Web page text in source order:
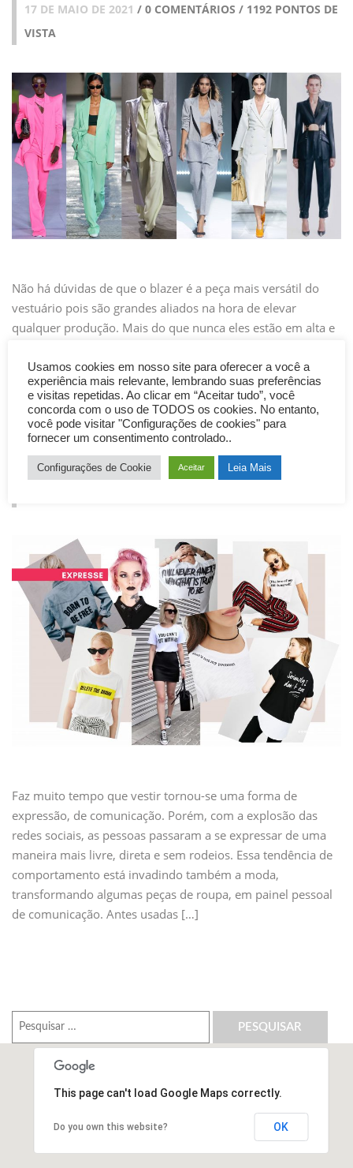
17 DE MAIO DE 2021 / 0 COMENTÁRIOS / 1192 PONTOS DE
VISTA
Não há dúvidas de que o blazer é a peça mais versátil do
vestuário pois são grandes aliados na hora de elevar
qualquer produção. Mais do que nunca eles estão em alta e
ocasiões, desde os looks mais clássicos para os dias de
trabalho, até os […]
5 DE MAIO DE 2021/ 0 COMENTÁRIOS / 931 PONTOS DE
Faz muito tempo que vestir tornou-se uma forma de
expressão, de comunicação. Porém, com a explosão das
redes sociais, as pessoas passaram a se expressar de uma
maneira mais livre, direta e sem rodeios. Essa tendência de
comportamento está invadindo também a moda,
transformando algumas peças de roupa, em painel pessoal
de comunicação. Antes usadas […]
Pesquisar
por:
This page can't load Google Maps correctly.
Do you own this website? OK
Usamos cookies em nosso site para oferecer a você a
experiência mais relevante, lembrando suas preferências
e visitas repetidas. Ao clicar em “Aceitar tudo”, você
concorda com o uso de TODOS os cookies. No entanto,
você pode visitar "Configurações de cookies" para
fornecer um consentimento controlado..
Configurações de Cookie Aceitar Leia Mais